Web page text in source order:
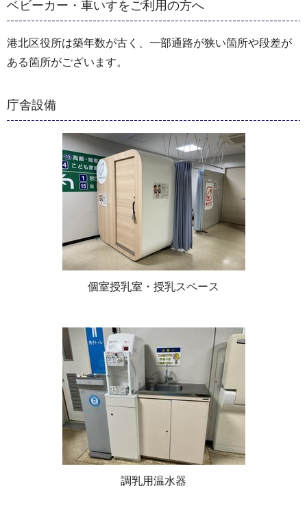
ベビーカー・車いすをご利用の方へ
港北区役所は築年数が古く、一部通路が狭い箇所や段差が
ある箇所がございます。
庁舎設備
個室授乳室・授乳スペース
調乳用温水器